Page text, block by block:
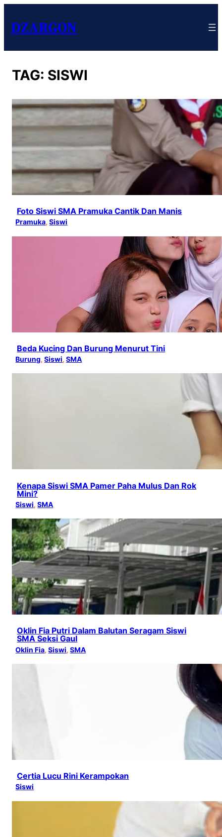
DZARGON
TAG: SISWI
Foto Siswi SMA Pramuka Cantik Dan Manis
Pramuka, Siswi
Beda Kucing Dan Burung Menurut Tini
Burung, Siswi, SMA
Kenapa Siswi SMA Pamer Paha Mulus Dan Rok
Mini?
Siswi, SMA
Oklin Fia Putri Dalam Balutan Seragam Siswi
SMA Seksi Gaul
Oklin Fia, Siswi, SMA
Certia Lucu Rini Kerampokan
Siswi